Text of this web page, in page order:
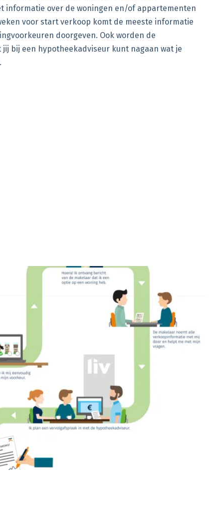
informatie over de woningen en/of appartementen
voor start verkoop komt de meeste informatie
doorgeven. Ook worden de
bij een hypotheekadviseur kunt nagaan wat je